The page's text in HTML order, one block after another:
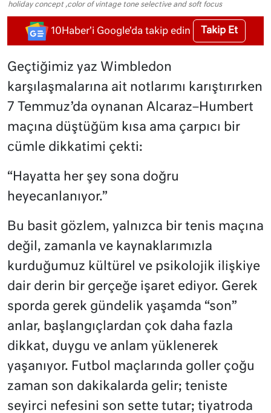
holiday concept ,color of vintage tone selective and soft focus
10Haber'i Google'da takip edin Takip Et
Geçtiğimiz yaz Wimbledon
karşılaşmalarına ait notlarımı karıştırırken
7 Temmuz’da oynanan Alcaraz–Humbert
maçına düştüğüm kısa ama çarpıcı bir
cümle dikkatimi çekti:
“Hayatta her şey sona doğru
heyecanlanıyor.”
Bu basit gözlem, yalnızca bir tenis maçına
değil, zamanla ve kaynaklarımızla
kurduğumuz kültürel ve psikolojik ilişkiye
dair derin bir gerçeğe işaret ediyor. Gerek
sporda gerek gündelik yaşamda “son”
anlar, başlangıçlardan çok daha fazla
dikkat, duygu ve anlam yüklenerek
yaşanıyor. Futbol maçlarında goller çoğu
zaman son dakikalarda gelir; teniste
seyirci nefesini son sette tutar; tiyatroda